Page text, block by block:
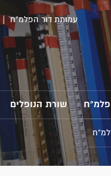
עמותת דור הפלמ"ח
שורת הנופלים